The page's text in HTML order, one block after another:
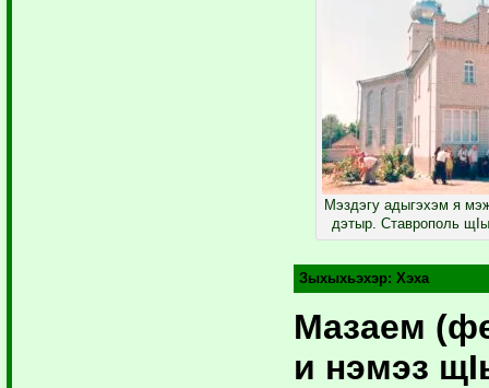
Мэздэгу адыгэхэм я
дэтыр. Ставрополь
Зыхыхьэхэр: Хэха
Мазаем
и нэмэз